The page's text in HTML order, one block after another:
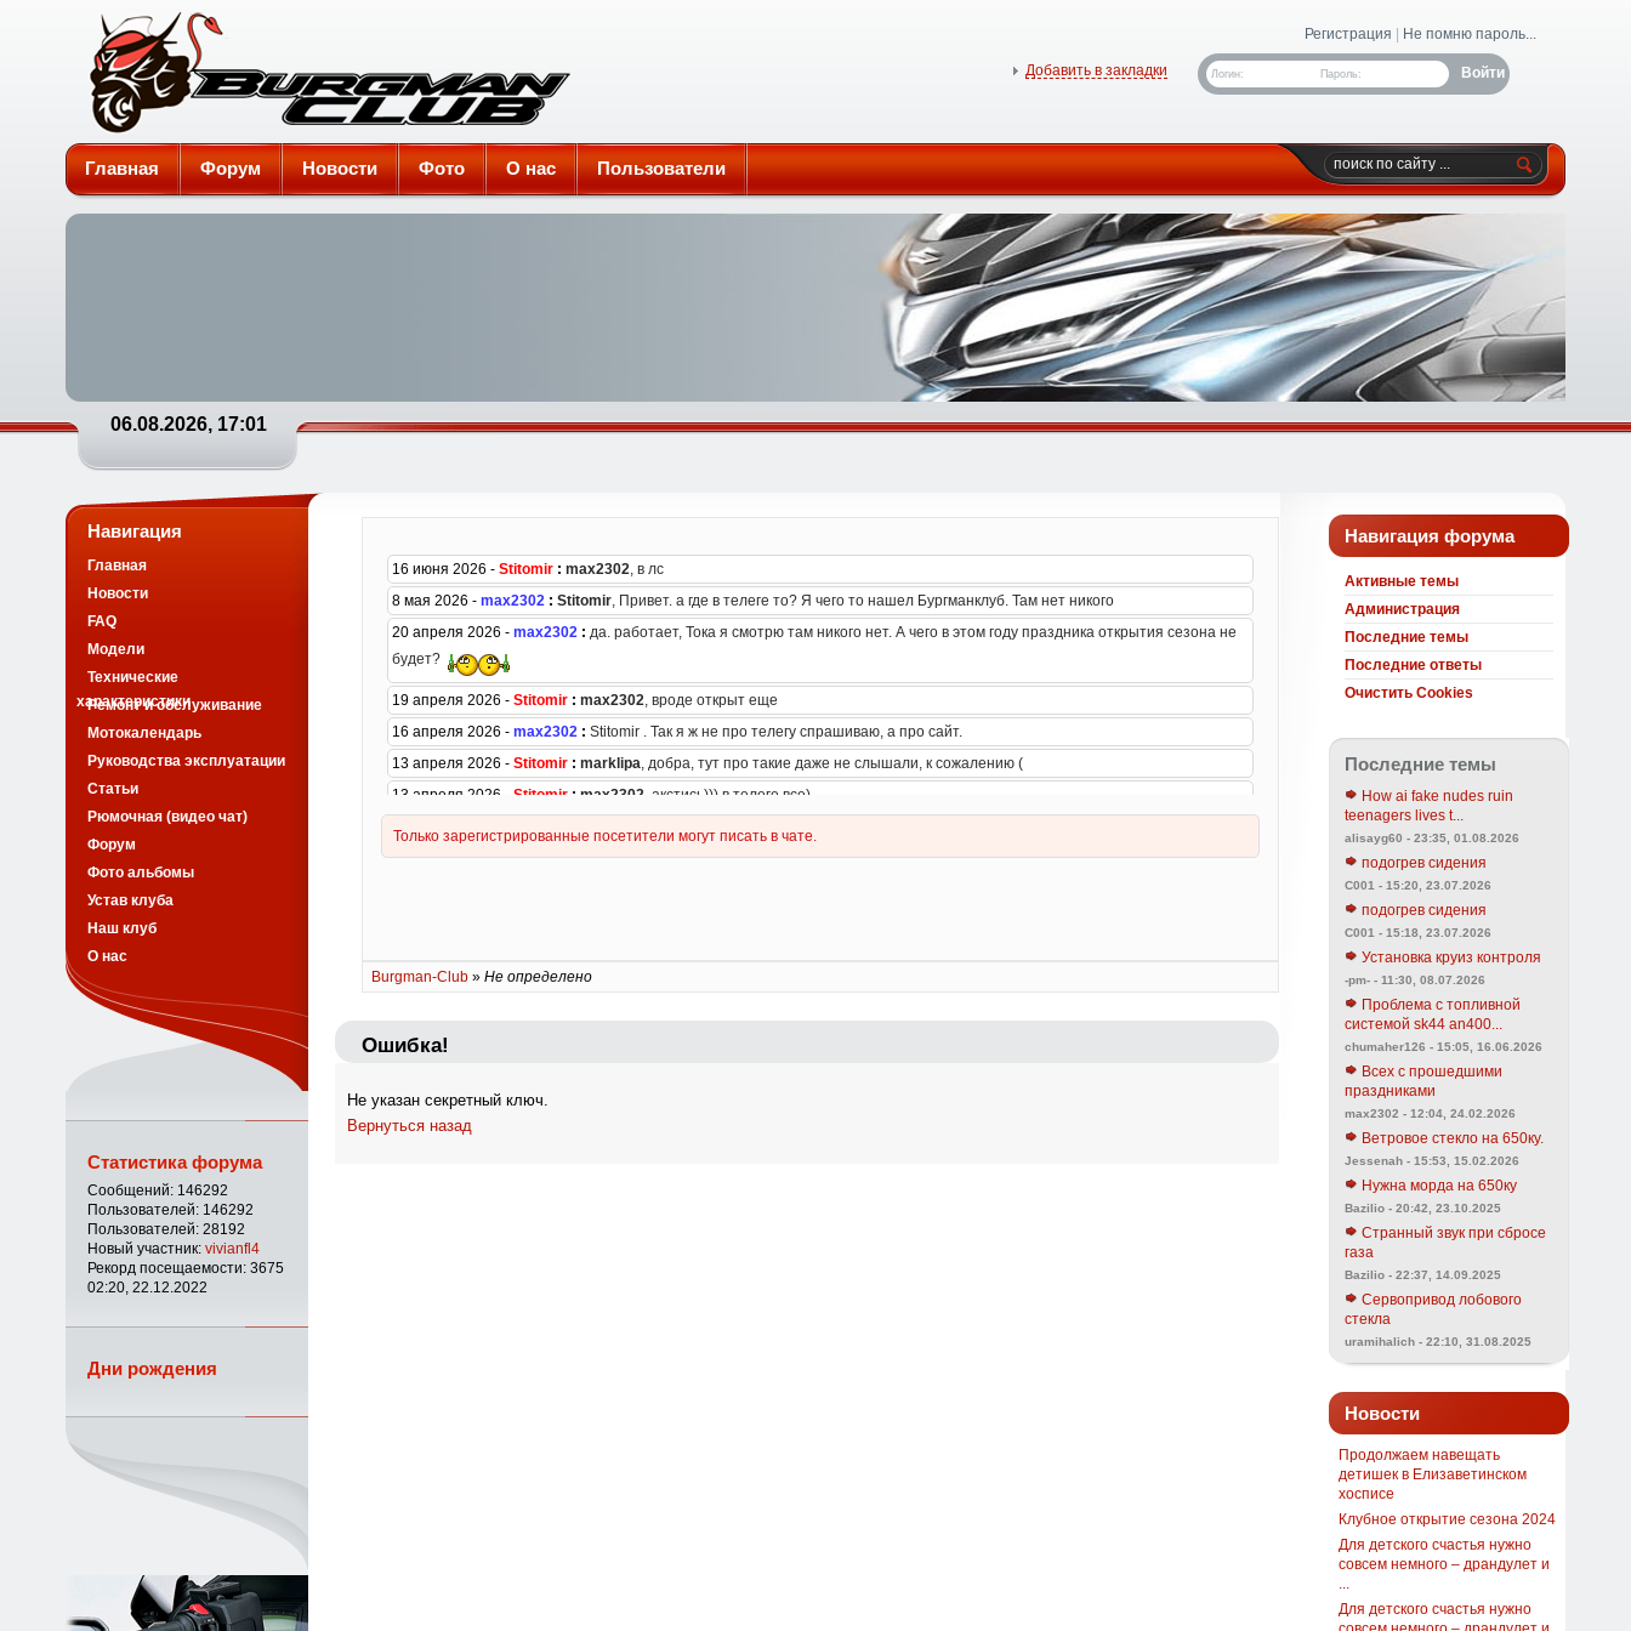
Burgman-Club
Регистрация Не помню пароль...
Логин: Пароль:
Добавить в закладки
Главная Форум Новости Фото О нас Пользователи
06.08.2026, 17:01
Burgman-Club» Не определено
Ошибка!
Не указан секретный ключ.
Вернуться назад
Навигация форума
Активные темы
Администрация
Последние темы
Последние ответы
Очистить Cookies
Последние темы
How ai fake nudes ruin
teenagers lives t...
alisayg60 - 23:35, 01.08.2026
подогрев сидения
C001 - 15:20, 23.07.2026
подогрев сидения
C001 - 15:18, 23.07.2026
Установка круиз контроля
-pm- - 11:30, 08.07.2026
Проблема с топливной
системой sk44 an400...
chumaher126 - 15:05, 16.06.2026
Всех с прошедшими
праздниками
max2302 - 12:04, 24.02.2026
Ветровое стекло на 650ку.
Jessenah - 15:53, 15.02.2026
Нужна морда на 650ку
Bazilio - 20:42, 23.10.2025
Странный звук при сбросе
газа
Bazilio - 22:37, 14.09.2025
Сервопривод лобового
стекла
uramihalich - 22:10, 31.08.2025
Новости
Продолжаем навещать
детишек в Елизаветинском
хосписе
Клубное открытие сезона 2024
Для детского счастья нужно
совсем немного – драндулет и
Для детского счастья нужно
Навигация
Главная
Новости
FAQ
Модели
Технические
характеристики
Ремонт и обслуживание
Мотокалендарь
Руководства эксплуатации
Статьи
Рюмочная (видео чат)
Форум
Фото альбомы
Устав клуба
Наш клуб
О нас
Статистика форума
Сообщений: 146292
Пользователей: 146292
Пользователей: 28192
Новый участник: vivianfl4
Рекорд посещаемости: 3675
02:20, 22.12.2022
Дни рождения